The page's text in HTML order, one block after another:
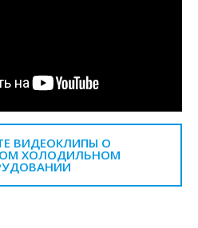
ВИДЕОКЛИПЫ О
ХОЛОДИЛЬНОМ